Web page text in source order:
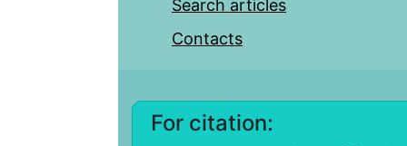
Search articles
Contacts
For citation: